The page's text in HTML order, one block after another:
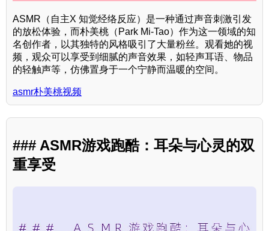
ASMR（自主X 知觉经络反应）是一种通过声音刺激引发
的放松体验，而朴美桃（Park Mi-Tao）作为这一领域的知
名创作者，以其独特的风格吸引了大量粉丝。观看她的视
频，观众可以享受到细腻的声音效果，如轻声耳语、物品
的轻触声等，仿佛置身于一个宁静而温暖的空间。
asmr朴美桃视频
### ASMR游戏跑酷：耳朵与心灵的双
重享受